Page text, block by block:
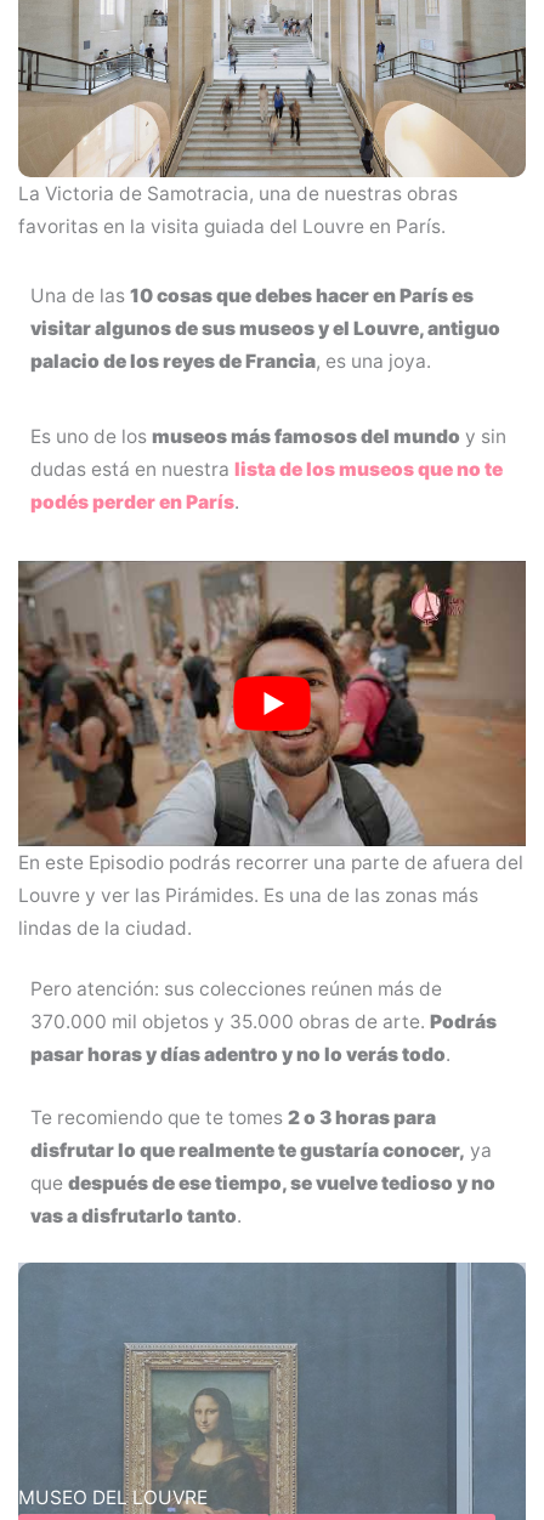
La Victoria de Samotracia, una de nuestras obras
favoritas en la visita guiada del Louvre en París.
Una de las 10 cosas que debes hacer en París es
visitar algunos de sus museos y el Louvre, antiguo
palacio de los reyes de Francia, es una joya.
Es uno de los museos más famosos del mundo y sin
dudas está en nuestra lista de los museos que no te
podés perder en París.
En este Episodio podrás recorrer una parte de afuera del
Louvre y ver las Pirámides. Es una de las zonas más
lindas de la ciudad.
Pero atención: sus colecciones reúnen más de
370.000 mil objetos y 35.000 obras de arte. Podrás
pasar horas y días adentro y no lo verás todo.
Te recomiendo que te tomes 2 o 3 horas para
disfrutar lo que realmente te gustaría conocer, ya
que después de ese tiempo, se vuelve tedioso y no
vas a disfrutarlo tanto.
MUSEO DEL LOUVRE